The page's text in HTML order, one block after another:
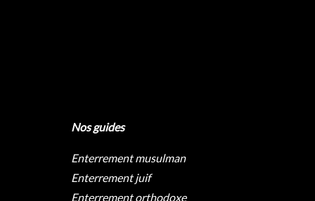
Nos guides
Enterrement musulman
Enterrement juif
Enterrement orthodoxe